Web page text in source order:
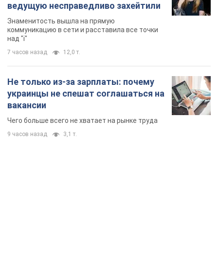
ведущую несправедливо захейтили
Знаменитость вышла на прямую
коммуникацию в сети и расставила все точки
над "i"
7 часов назад 12,0 т.
Не только из-за зарплаты: почему
украинцы не спешат соглашаться на
вакансии
Чего больше всего не хватает на рынке труда
9 часов назад 3,1 т.